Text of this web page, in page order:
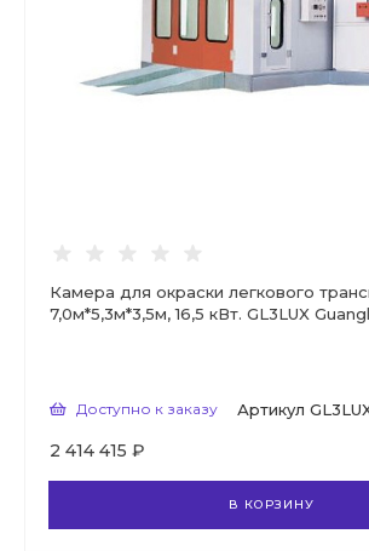
Камера для окраски легкового
7,0м*5,3м*3,5м, 16,5 кВт. GL3LUX
Доступно к заказу Артикул
2 414 415 ₽
В КОРЗИНУ